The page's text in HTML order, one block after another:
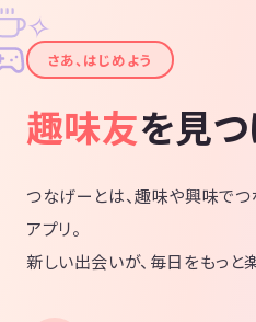
✦
✧
さあ、はじめよう
趣味友を見
つなげーとは、趣味や興味でつ
アプリ。
新しい出会いが、毎日をもっと楽